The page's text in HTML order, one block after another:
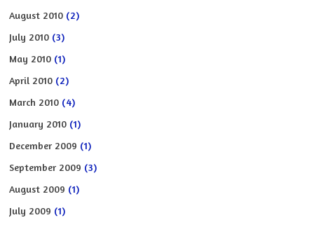
August 2010 (2)
July 2010 (3)
May 2010 (1)
April 2010 (2)
March 2010 (4)
January 2010 (1)
December 2009 (1)
September 2009 (3)
August 2009 (1)
July 2009 (1)